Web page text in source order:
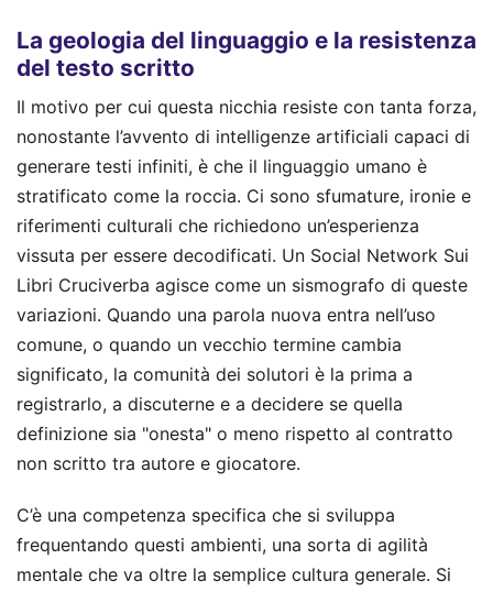
La geologia del linguaggio e la resistenza
del testo scritto
Il motivo per cui questa nicchia resiste con tanta forza,
nonostante l’avvento di intelligenze artificiali capaci di
generare testi infiniti, è che il linguaggio umano è
stratificato come la roccia. Ci sono sfumature, ironie e
riferimenti culturali che richiedono un’esperienza
vissuta per essere decodificati. Un Social Network Sui
Libri Cruciverba agisce come un sismografo di queste
variazioni. Quando una parola nuova entra nell’uso
comune, o quando un vecchio termine cambia
significato, la comunità dei solutori è la prima a
registrarlo, a discuterne e a decidere se quella
definizione sia "onesta" o meno rispetto al contratto
non scritto tra autore e giocatore.
C’è una competenza specifica che si sviluppa
frequentando questi ambienti, una sorta di agilità
mentale che va oltre la semplice cultura generale. Si